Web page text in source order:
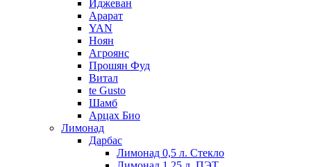
Иджеван
Арарат
YAN
Ноян
Агроянс
Прошян Фуд
Витал
te Gusto
Шамб
Арцах Био
Лимонад
Дарбас
Лимонад 0,5 л. Стекло